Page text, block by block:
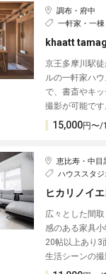
調布・府中
一軒家・一棟
khaatt
京王多摩川駅
ルの一軒家ハ
で、書斎やキ
撮影が可能です
15,000円〜/
恵比寿・中目
ハウススタジ
ヒカリノイ
広々とした間
感のある家具
20帖以上あり3
生活シーンの撮